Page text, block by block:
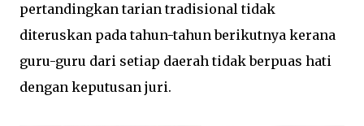
pertandingkan tarian tradisional tidak
diteruskan pada tahun-tahun berikutnya kerana
guru-guru dari setiap daerah tidak berpuas hati
dengan keputusan juri.